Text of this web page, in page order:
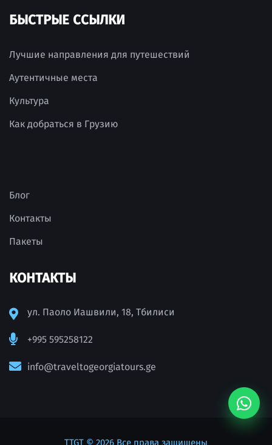
БЫСТРЫЕ ССЫЛКИ
Лучшие направления для путешествий
Аутентичные места
Культура
Как добраться в Грузию
Блог
Контакты
Пакеты
КОНТАКТЫ
ул. Паоло Иашвили, 18, Тбилиси
+995 595258122
info@traveltogeorgiatours.ge
TTGT © 2026 Все права защищены